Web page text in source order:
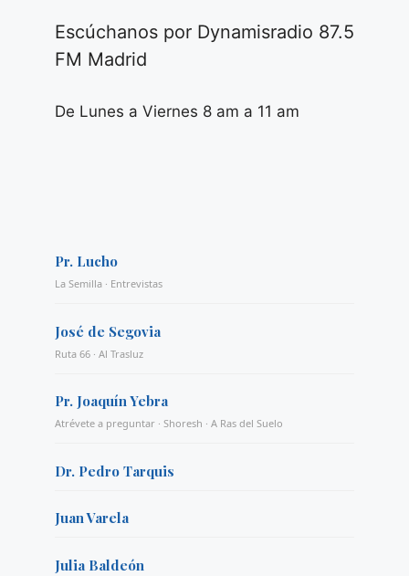
Escúchanos por Dynamisradio 87.5
FM Madrid
De Lunes a Viernes 8 am a 11 am
Pr. Lucho
La Semilla · Entrevistas
José de Segovia
Ruta 66 · Al Trasluz
Pr. Joaquín Yebra
Atrévete a preguntar · Shoresh · A Ras del Suelo
Dr. Pedro Tarquis
Juan Varela
Julia Baldeón